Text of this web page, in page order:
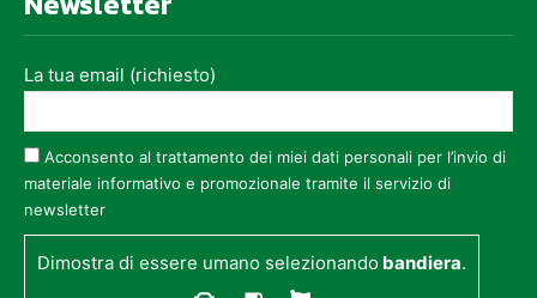
La tua email (richiesto)
Acconsento al trattamento dei miei dati personali per l’invio di
materiale informativo e promozionale tramite il servizio di
newsletter
Dimostra di essere umano selezionando bandiera.